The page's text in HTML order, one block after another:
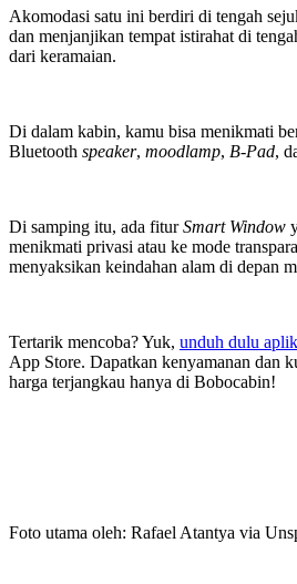
Akomodasi satu ini berdiri di tengah
dan menjanjikan tempat istirahat di
dari keramaian.
Di dalam kabin, kamu bisa menikmati
Bluetooth speaker, moodlamp, B-Pad,
Di samping itu, ada fiturSmart Window
menikmati privasi atau ke mode
menyaksikan keindahan alam di depan
Tertarik mencoba? Yuk, unduh dulu
App Store. Dapatkan kenyamanan dan
harga terjangkau hanya di Bobocabin!
Foto utama oleh: Rafael Atantya via